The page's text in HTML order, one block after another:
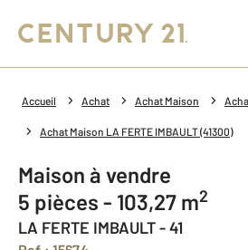
Accueil Achat Achat Maison
Achat Maison LA FERTE IMBAULT (41300)
Maison à vendre
5 pièces - 103,27 m2
LA FERTE IMBAULT - 41